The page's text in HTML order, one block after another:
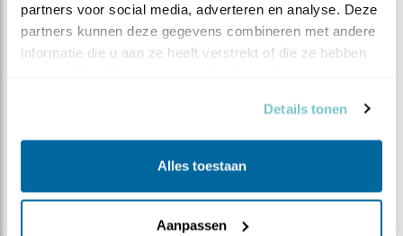
partners voor social media, adverteren en analyse. Deze
partners kunnen deze gegevens combineren met andere
informatie die u aan ze heeft verstrekt of die ze hebben
Details tonen
Alles toestaan
Aanpassen
ringen en een nacontrole. Mogelijk volgende week een
beeld en alvast een kleine indruk van hoe het in mijn
hier vanachter het beeldscherm. Het ringen, dát is wel
de bedoeling. Mits de steenuilen er zelf geen stokje